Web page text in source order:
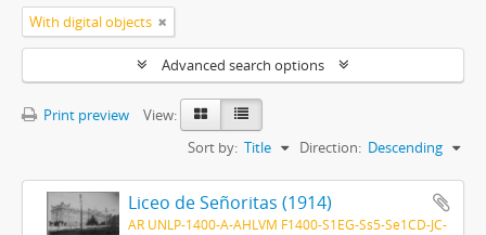
With digital objects
Advanced search options
Print preview
View:
Sort by: Title Direction: Descending
Liceo de Señoritas (1914)
AR UNLP-1400-A-AHLVM F1400-S1EG-Ss5-Se1CD-JC-